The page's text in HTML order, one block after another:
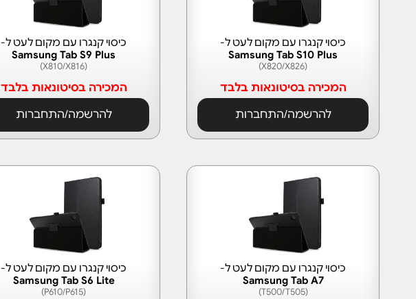
כיסוי קנגרו עם מקום לעט ל-
Samsung Tab S10 Plus
(X820/X826)
המכירה בסיטונאות בלבד
להרשמה/התחברות
כיסוי קנגרו עם מקום לעט ל-
Samsung Tab S9 Plus
(X810/X816)
המכירה בסיטונאות בלבד
להרשמה/התחברות
כיסוי קנגרו עם מקום לעט ל-
Samsung Tab A7
(T500/T505)
כיסוי קנגרו עם מקום לעט ל-
Samsung Tab S6 Lite
(P610/P615)